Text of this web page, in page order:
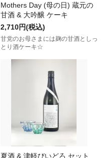
Mothers Day (母の日) 蔵元の
甘酒 & 大吟醸 ケーキ
2,710円(税込)
甘党のお母さまには麹の甘酒としっ
とり酒ケーキ☆
夏酒 & 津軽びいどろ セット